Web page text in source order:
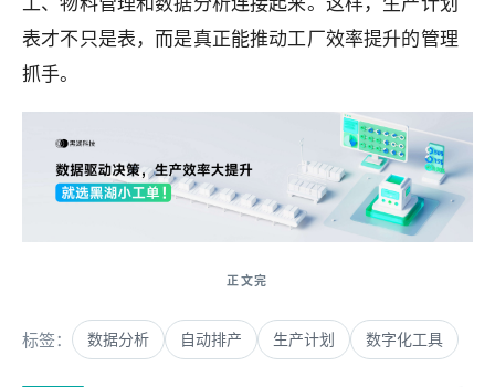
表才不只是表，而是真正能推动工厂效率提升的管理
抓手。
标签： 数据分析 自动排产 生产计划 数字化工具